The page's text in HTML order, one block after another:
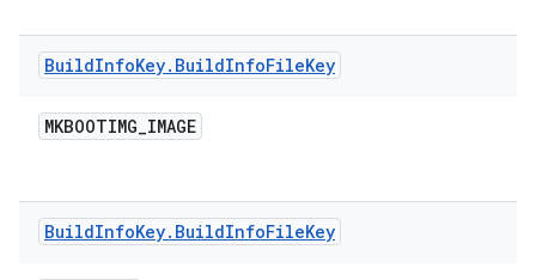
BuildInfoKey. BuildInfoFileKey
MKBOOTIMG_IMAGE
BuildInfoKey. BuildInfoFileKey